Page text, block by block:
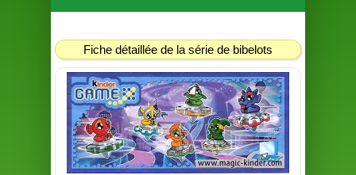
Fiche détaillée de la série de bibelots